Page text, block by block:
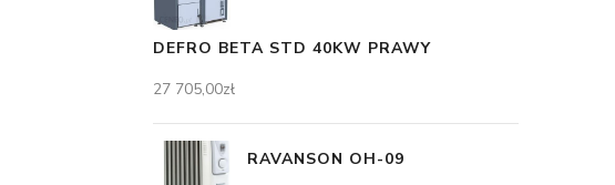
DEFRO BETA STD 40KW PRAWY
27 705,00zł
RAVANSON OH-09